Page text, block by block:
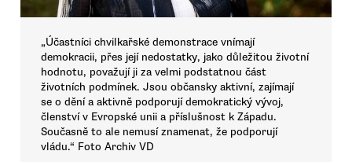
„Účastníci chvilkařské demonstrace vnímají
demokracii, přes její nedostatky, jako důležitou životní
hodnotu, považují ji za velmi podstatnou část
životních podmínek. Jsou občansky aktivní, zajímají
se o dění a aktivně podporují demokratický vývoj,
členství v Evropské unii a příslušnost k Západu.
Současně to ale nemusí znamenat, že podporují
vládu.“ Foto Archiv VD